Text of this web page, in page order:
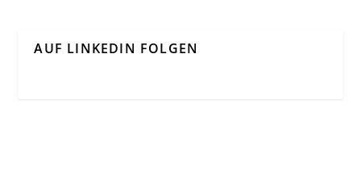
AUF LINKEDIN FOLGEN